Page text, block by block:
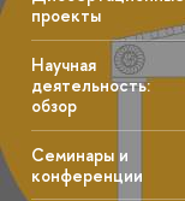
проекты
Научная
деятельность:
обзор
Семинары и
конференции